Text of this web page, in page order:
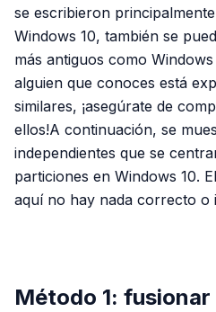
se escribieron
Windows 10, también se
más antiguos como
alguien que conoces está
similares, ¡asegúrate de
ellos!A continuación, se
independientes que se
particiones en Windows 10.
aquí no hay nada correcto o
Método 1: